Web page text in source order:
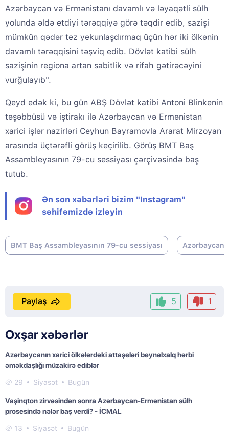
Azərbaycan və Ermənistanı davamlı və ləyaqətli sülh
yolunda əldə etdiyi tərəqqiyə görə təqdir edib, sazişi
mümkün qədər tez yekunlaşdırmaq üçün hər iki ölkənin
davamlı tərəqqisini təşviq edib. Dövlət katibi sülh
sazişinin regiona artan sabitlik və rifah gətirəcəyini
vurğulayıb".
Qeyd edək ki, bu gün ABŞ Dövlət katibi Antoni Blinkenin
təşəbbüsü və iştirakı ilə Azərbaycan və Ermənistan
xarici işlər nazirləri Ceyhun Bayramovla Ararat Mirzoyan
arasında üçtərəfli görüş keçirilib. Görüş BMT Baş
Assambleyasının 79-cu sessiyası çərçivəsində baş
tutub.
Ən son xəbərləri bizim "Instagram"
səhifəmizdə izləyin
BMT Baş Assambleyasının 79-cu sessiyası Azərbaycan
5 1
Paylaş
Oxşar xəbərlər
Azərbaycanın xarici ölkələrdəki attaşeləri beynəlxalq hərbi
əməkdaşlığı müzakirə ediblər
29 Siyasət Bugün
Vaşinqton zirvəsindən sonra Azərbaycan-Ermənistan sülh
prosesində nələr baş verdi? - İCMAL
13 Siyasət Bugün